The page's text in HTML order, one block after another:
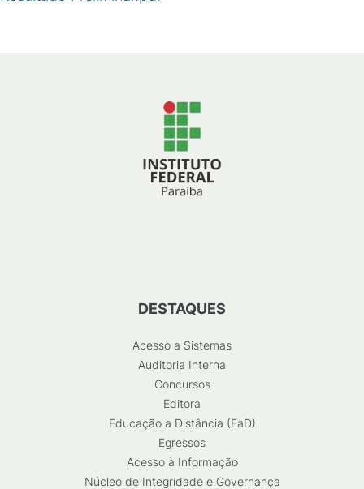
DESTAQUES
Acesso a Sistemas
Auditoria Interna
Concursos
Editora
Educação a Distância (EaD)
Egressos
Acesso à Informação
Núcleo de Integridade e Governança